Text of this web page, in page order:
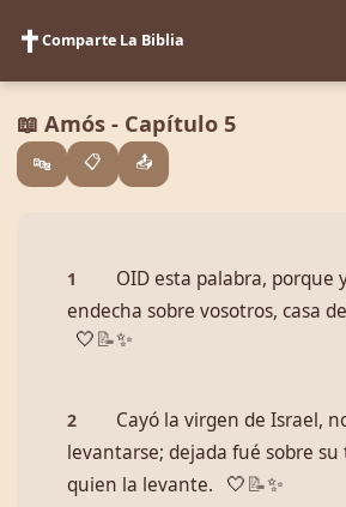
✝️Comparte La Biblia
📖 Amós - Capítulo 5
🔤 📋 📤
1
OID esta palabra, porque
endecha sobre vosotros, casa
🤍 📝✨
2
Cayó la virgen de Israel,
levantarse; dejada fué sobre
quien la levante.
🤍 📝✨